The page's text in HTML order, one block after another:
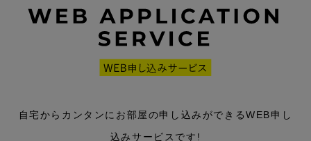
自宅からカンタンにお部屋の申し込みができるWEB申し
込みサービスです!